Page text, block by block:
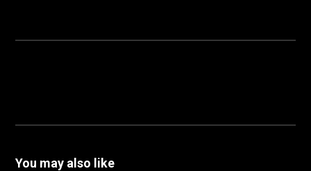
You may also like